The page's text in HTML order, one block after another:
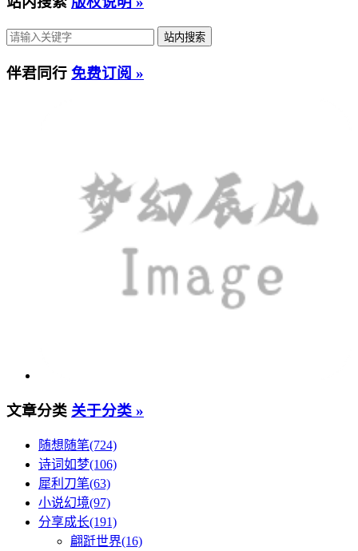
伴君同行 免费订阅 »
文章分类 关于分类 »
随想随笔(724)
诗词如梦(106)
犀利刀笔(63)
小说幻境(97)
分享成长(191)
翩跹世界(16)